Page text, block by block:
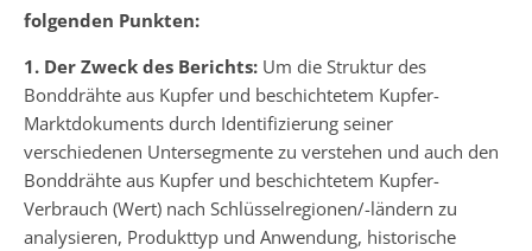
folgenden Punkten:
1. Der Zweck des Berichts: Um die Struktur des
Bonddrähte aus Kupfer und beschichtetem Kupfer-
Marktdokuments durch Identifizierung seiner
verschiedenen Untersegmente zu verstehen und auch den
Bonddrähte aus Kupfer und beschichtetem Kupfer-
Verbrauch (Wert) nach Schlüsselregionen/-ländern zu
analysieren, Produkttyp und Anwendung, historische